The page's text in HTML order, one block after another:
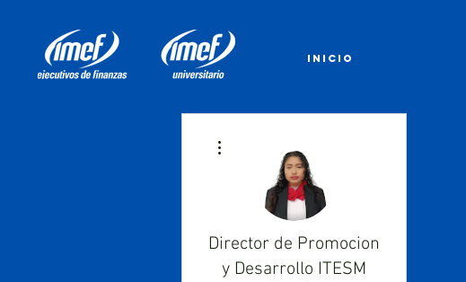
INICIO
Director de Promocion
y Desarrollo ITESM